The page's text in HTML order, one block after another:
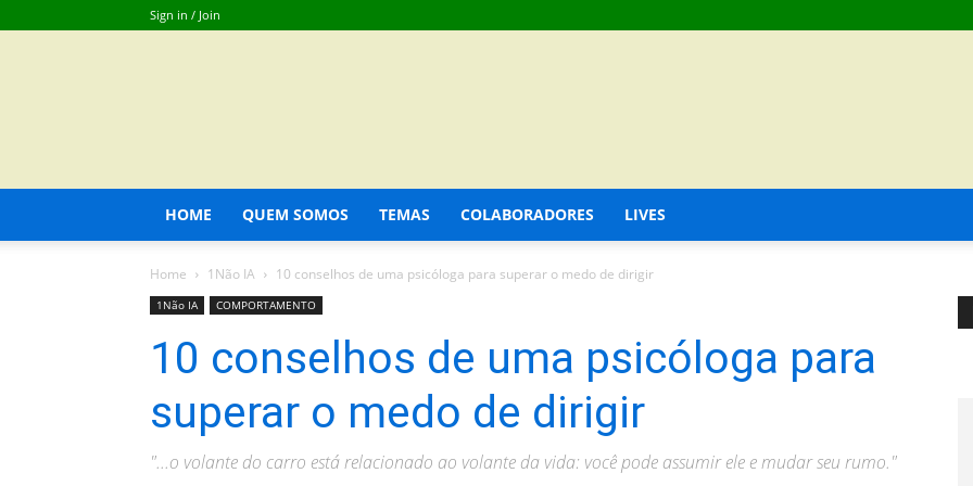
Sign in / Join
HOME QUEM SOMOS TEMAS COLABORADORES LIVES
Home 1Não IA 10 conselhos de uma psicóloga para superar o medo de dirigir
1Não IA COMPORTAMENTO
10 conselhos de uma psicóloga para
superar o medo de dirigir
"...o volante do carro está relacionado ao volante da vida: você pode assumir ele e mudar seu rumo."